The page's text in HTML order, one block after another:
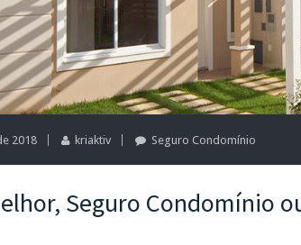
2018 kriaktiv Seguro Condomínio
Seguro Condomínio